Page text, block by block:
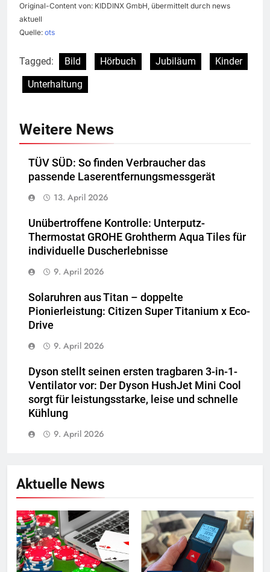
Original-Content von: KIDDINX GmbH, übermittelt durch news
aktuell
Quelle: ots
Tagged: Bild Hörbuch Jubiläum
Kinder
Unterhaltung
Weitere News
TÜV SÜD: So finden Verbraucher das
passende Laserentfernungsmessgerät
13. April 2026
Unübertroffene Kontrolle: Unterputz-
Thermostat GROHE Grohtherm Aqua Tiles für
individuelle Duscherlebnisse
9. April 2026
Solaruhren aus Titan – doppelte
Pionierleistung: Citizen Super Titanium x Eco-
Drive
9. April 2026
Dyson stellt seinen ersten tragbaren 3-in-1-
Ventilator vor: Der Dyson HushJet Mini Cool
sorgt für leistungsstarke, leise und schnelle
Kühlung
9. April 2026
Aktuelle News